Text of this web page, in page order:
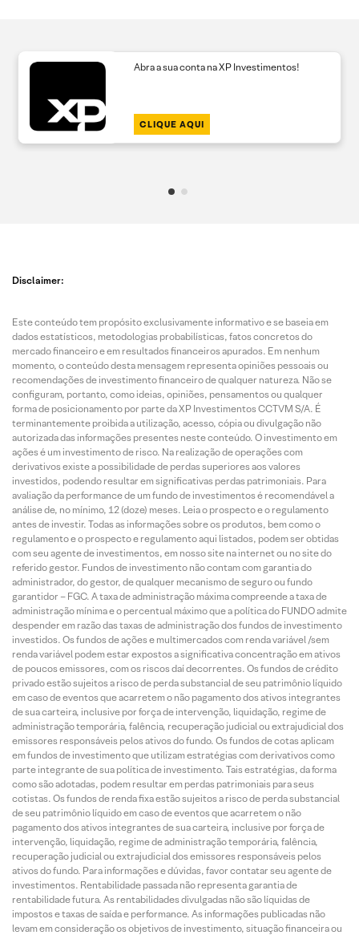
Abra a sua conta na XP Investimentos!
CLIQUE AQUI
Disclaimer:
Este conteúdo tem propósito exclusivamente informativo e se baseia em
dados estatísticos, metodologias probabilísticas, fatos concretos do
mercado financeiro e em resultados financeiros apurados. Em nenhum
momento, o conteúdo desta mensagem representa opiniões pessoais ou
recomendações de investimento financeiro de qualquer natureza. Não se
configuram, portanto, como ideias, opiniões, pensamentos ou qualquer
forma de posicionamento por parte da XP Investimentos CCTVM S/A. É
terminantemente proibida a utilização, acesso, cópia ou divulgação não
autorizada das informações presentes neste conteúdo. O investimento em
ações é um investimento de risco. Na realização de operações com
derivativos existe a possibilidade de perdas superiores aos valores
investidos, podendo resultar em significativas perdas patrimoniais. Para
avaliação da performance de um fundo de investimentos é recomendável a
análise de, no mínimo, 12 (doze) meses. Leia o prospecto e o regulamento
antes de investir. Todas as informações sobre os produtos, bem como o
regulamento e o prospecto e regulamento aqui listados, podem ser obtidas
com seu agente de investimentos, em nosso site na internet ou no site do
referido gestor. Fundos de investimento não contam com garantia do
administrador, do gestor, de qualquer mecanismo de seguro ou fundo
garantidor – FGC. A taxa de administração máxima compreende a taxa de
administração mínima e o percentual máximo que a política do FUNDO admite
despender em razão das taxas de administração dos fundos de investimento
investidos. Os fundos de ações e multimercados com renda variável /sem
renda variável podem estar expostos a significativa concentração em ativos
de poucos emissores, com os riscos daí decorrentes. Os fundos de crédito
privado estão sujeitos a risco de perda substancial de seu patrimônio líquido
em caso de eventos que acarretem o não pagamento dos ativos integrantes
de sua carteira, inclusive por força de intervenção, liquidação, regime de
administração temporária, falência, recuperação judicial ou extrajudicial dos
emissores responsáveis pelos ativos do fundo. Os fundos de cotas aplicam
em fundos de investimento que utilizam estratégias com derivativos como
parte integrante de sua política de investimento. Tais estratégias, da forma
como são adotadas, podem resultar em perdas patrimoniais para seus
cotistas. Os fundos de renda fixa estão sujeitos a risco de perda substancial
de seu patrimônio líquido em caso de eventos que acarretem o não
pagamento dos ativos integrantes de sua carteira, inclusive por força de
intervenção, liquidação, regime de administração temporária, falência,
recuperação judicial ou extrajudicial dos emissores responsáveis pelos
ativos do fundo. Para informações e dúvidas, favor contatar seu agente de
investimentos. Rentabilidade passada não representa garantia de
rentabilidade futura. As rentabilidades divulgadas não são líquidas de
impostos e taxas de saída e performance. As informações publicadas não
levam em consideração os objetivos de investimento, situação financeira ou